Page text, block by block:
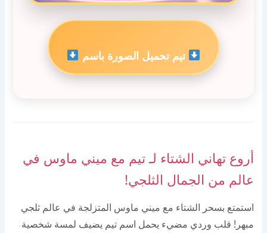
تيم تحميل الصورة باسم
أروع تهاني الشتاء لـ تيم مع ميني ماوس في
عالم من الجمال الثلجي!
استمتع بسحر الشتاء مع ميني ماوس المتزلجة في عالم ثلجي
مبهر! قلب وردي مضيء يحمل اسم تيم يضيف لمسة شخصية